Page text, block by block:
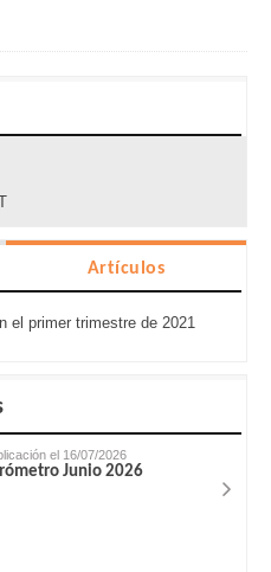
Artículos
el primer trimestre de 2021
el 16/07/2026
Junio 2026